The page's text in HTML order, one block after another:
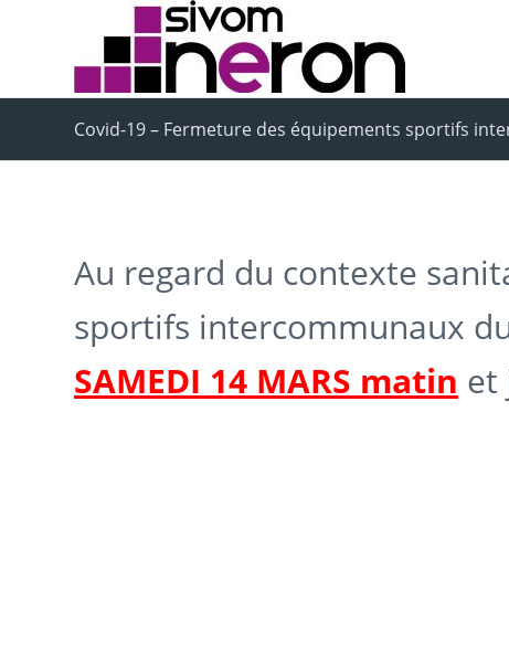
Covid-19 – Fermeture des équipements sportifs
Au regard du contexte
sportifs intercommunaux
SAMEDI 14 MARS matin et